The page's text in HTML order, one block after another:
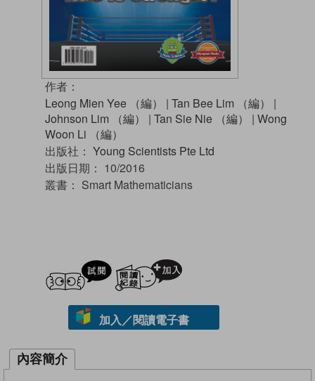
作者：
Leong Mien Yee （編）
| Tan Bee Lim （編）
|
Johnson Lim （編）
| Tan Sie Nie （編） | Wong
Woon Li （編）
出版社： Young Scientists Pte Ltd
出版日期： 10/2016
叢書： Smart Mathematicians
試閲
加入／閱讀電子書
內容簡介